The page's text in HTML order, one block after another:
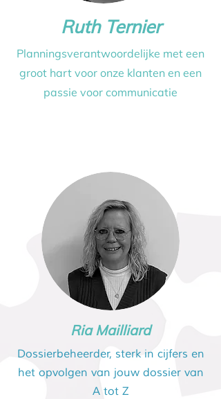
Ruth Ternier
Planningsverantwoordelijke met een
groot hart voor onze klanten en een
passie voor communicatie
Ria Mailliard
Dossierbeheerder, sterk in cijfers en
het opvolgen van jouw dossier van
A tot Z